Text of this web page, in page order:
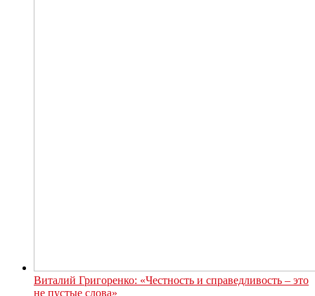
Виталий Григоренко: «Честность и справедливость – это
не пустые слова»